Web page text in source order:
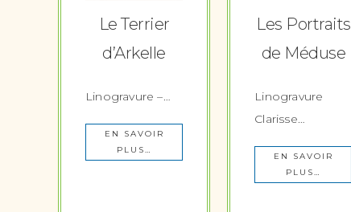
Le Terrier
d’Arkelle
Linogravure –…
EN SAVOIR
PLUS…
Les Portraits
de Méduse
Linogravure
Clarisse…
EN SAVOIR
PLUS…